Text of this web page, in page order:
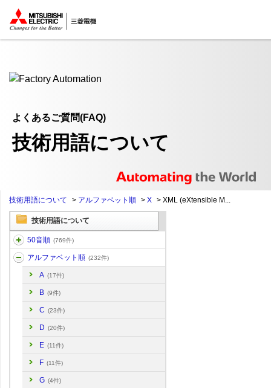
ここから本文
よくあるご質問(FAQ)
技術用語について
技術用語について > アルファベット順 > X > XML (eXtensible M...
技術用語について
50音順 (769件)
アルファベット順 (232件)
A (17件)
B (9件)
C (23件)
D (20件)
E (11件)
F (11件)
G (4件)